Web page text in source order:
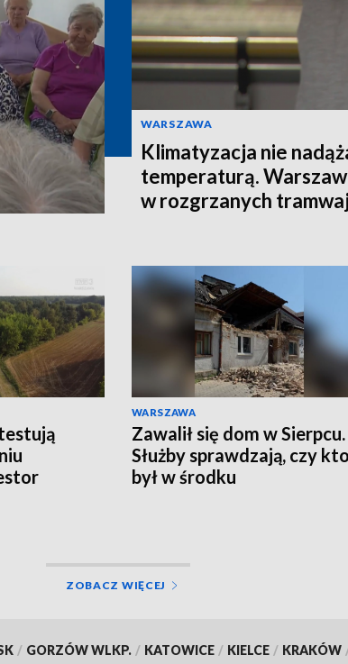
WARSZAWA
Klimatyzacja nie
temperaturą.
w rozgrzanych
WARSZAWA
Zawalił się dom w Sierpcu.
Służby sprawdzają, czy
był w środku
ZOBACZ WIĘCEJ
/ GORZÓW WLKP. / KATOWICE / KIELCE / KRAKÓW